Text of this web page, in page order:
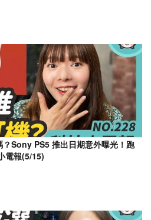
Sony PS5 推出日期意外曝光！跑
電報(5/15)